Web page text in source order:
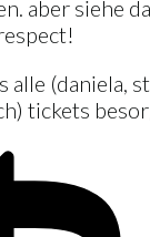
aber siehe
alle (daniela,
tickets